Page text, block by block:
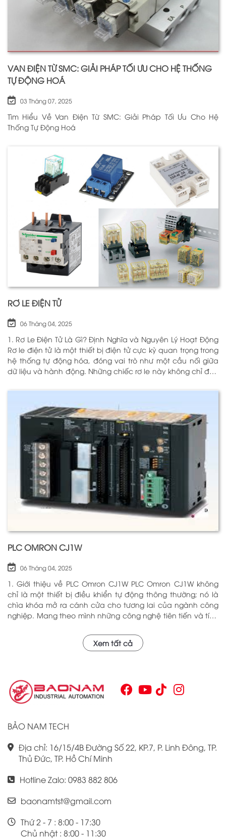
VAN ĐIỆN TỪ SMC: GIẢI PHÁP TỐI ƯU CHO HỆ THỐNG
TỰ ĐỘNG HOÁ
03 Tháng 07, 2025
Tìm Hiểu Về Van Điện Từ SMC: Giải Pháp Tối Ưu Cho Hệ
Thống Tự Động Hoá
RƠ LE ĐIỆN TỬ
06 Tháng 04, 2025
1. Rơ Le Điện Tử Là Gì? Định Nghĩa và Nguyên Lý Hoạt Động
Rơ le điện tử là một thiết bị điện tử cực kỳ quan trọng trong
hệ thống tự động hóa, đóng vai trò như một cầu nối giữa
dữ liệu và hành động. Những chiếc rơ le này không chỉ đơn
thông minh giúp điều khiển và giám sát hoạt động của các
thiết bị khác nhau trong môi trường công nghiệp cũng như
trong hộ gia đình. Bằng cách sử dụng công nghệ hiện đại,
rơ le điện tử có khả năng xử lý và phản hồi nhanh chóng,
nhằm nâng cao hiệu suất hoạt động và độ an toàn cho
các hệ thống mà nó kiểm soát. N
PLC OMRON CJ1W
06 Tháng 04, 2025
1. Giới thiệu về PLC Omron CJ1W PLC Omron CJ1W không
chỉ là một thiết bị điều khiển tự động thông thường; nó là
chìa khóa mở ra cánh cửa cho tương lai của ngành công
nghiệp. Mang theo mình những công nghệ tiên tiến và tính
mình qua nhiều năm phục vụ trong nhiều lĩnh vực khác
nhau. Với khả năng hoạt động ổn định và hiệu quả, sản
Chính vì vậy, việc nắm vững những thông tin cơ bản về PLC
Omron CJ1W là điều cần thiết cho bất kỳ ai muốn cải thiện
hiệu suất công việc của mình.
Xem tất cả
BẢO NAM TECH
Địa chỉ: 16/15/4B Đường Số 22, KP.7, P. Linh Đông, TP.
Thủ Đức, TP. Hồ Chí Minh
Hotline Zalo: 0983 882 806
baonamtst@gmail.com
Thứ 2 - 7 : 8:00 - 17:30
Chủ nhật : 8:00 - 11:30